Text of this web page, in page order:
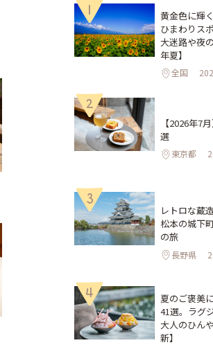
1
黄金色に輝
ひまわりス
大迷路や夜
年夏】
全国
2
【2026年7
選
東京都
3
レトロな蔵
松本の城下
の旅
長野県
4
夏のご褒美
41選。ラグ
大人のひん
新】